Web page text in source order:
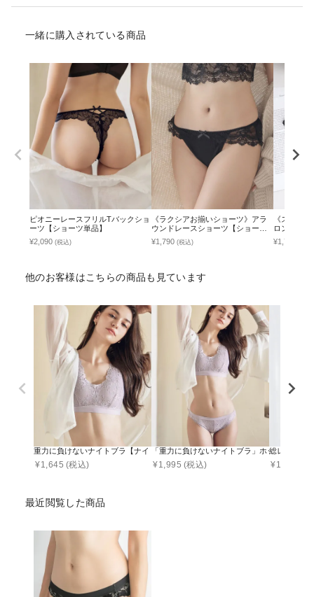
一緒に購入されている商品
ピオニーレースフリルTバックショ
ーツ【ショーツ単品】
¥2,090 (税込)
《ラクシアお揃いショーツ》アラ
ウンドレースショーツ【ショーツ
単品】
¥1,790 (税込)
《スリム
ロントレ
単品】
¥1,790
他のお客様はこちらの商品も見ています
重力に負けないナイトブラ【ナイトブラ単品】
¥1,645 (税込)
「重力に負けないナイトブラ」ホック付きナ
¥1,995 (税込)
総レースブ
¥1,790
最近閲覧した商品